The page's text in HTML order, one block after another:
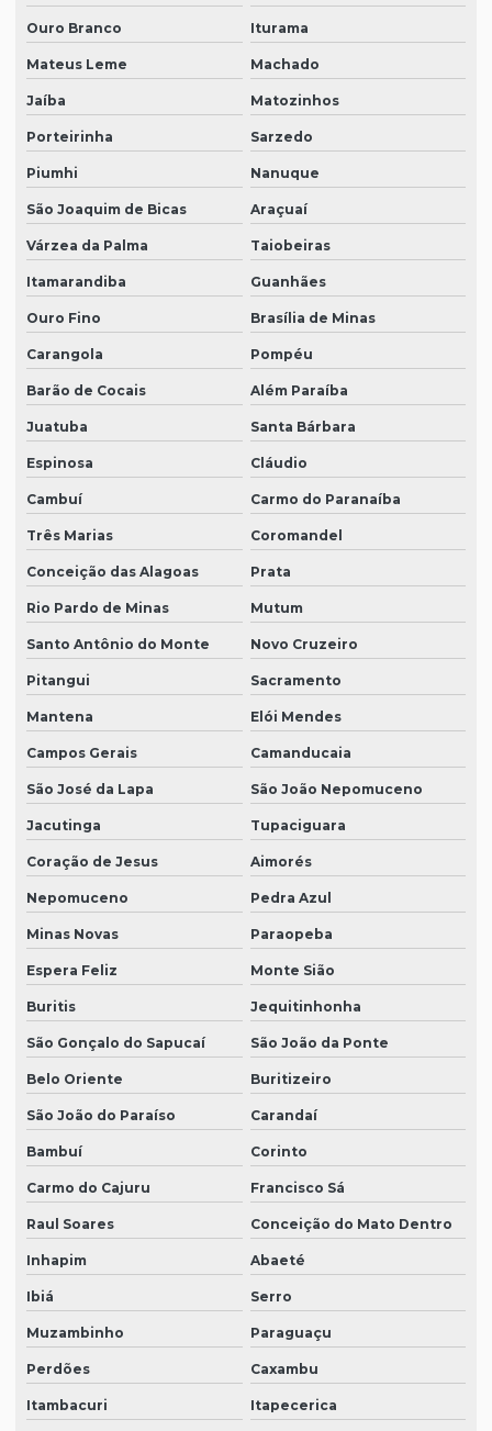
Ouro Branco Iturama
Mateus Leme Machado
Jaíba Matozinhos
Porteirinha Sarzedo
Piumhi Nanuque
São Joaquim de Bicas Araçuaí
Várzea da Palma Taiobeiras
Itamarandiba Guanhães
Ouro Fino Brasília de Minas
Carangola Pompéu
Barão de Cocais Além Paraíba
Juatuba Santa Bárbara
Espinosa Cláudio
Cambuí Carmo do Paranaíba
Três Marias Coromandel
Conceição das Alagoas Prata
Rio Pardo de Minas Mutum
Santo Antônio do Monte Novo Cruzeiro
Pitangui Sacramento
Mantena Elói Mendes
Campos Gerais Camanducaia
São José da Lapa São João Nepomuceno
Jacutinga Tupaciguara
Coração de Jesus Aimorés
Nepomuceno Pedra Azul
Minas Novas Paraopeba
Espera Feliz Monte Sião
Buritis Jequitinhonha
São Gonçalo do Sapucaí São João da Ponte
Belo Oriente Buritizeiro
São João do Paraíso Carandaí
Bambuí Corinto
Carmo do Cajuru Francisco Sá
Raul Soares Conceição do Mato Dentro
Inhapim Abaeté
Ibiá Serro
Muzambinho Paraguaçu
Perdões Caxambu
Itambacuri Itapecerica